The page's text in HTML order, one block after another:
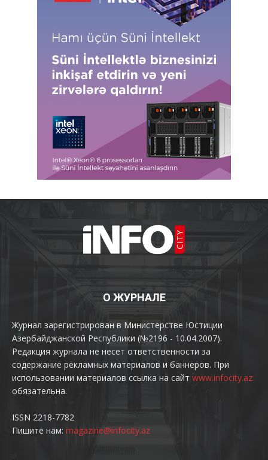
О ЖУРНАЛЕ
Журнал зарегистрирован в Министерстве Юстиции
Азербайджанской Республики (№2196 - 10.04.2007).
Редакция журнала не несет ответственности за
содержание рекламных материалов и баннеров. При
использовании материалов ссылка на сайт www.infocity.az
обязательна.
ISSN 2218-7782
Пишите нам: magazine@infocity.az